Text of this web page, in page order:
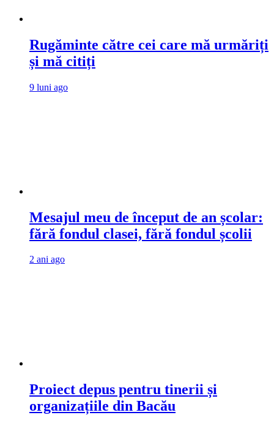
Rugăminte către cei care mă urmăriți
și mă citiți
9 luni ago
Mesajul meu de început de an școlar:
fără fondul clasei, fără fondul școlii
2 ani ago
Proiect depus pentru tinerii și
organizațiile din Bacău